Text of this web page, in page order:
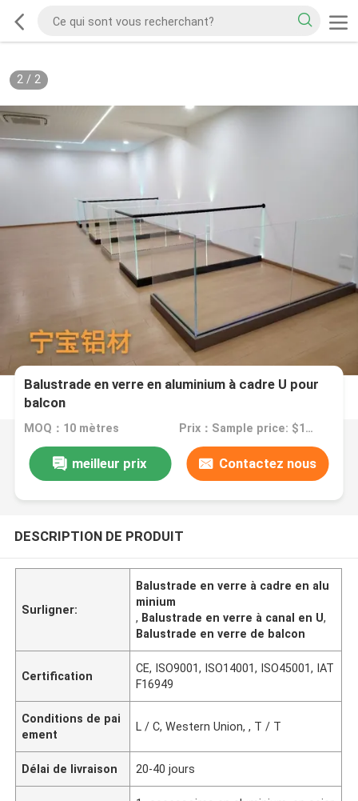
2/ 2
Balustrade en verre en aluminium à cadre U pour
balcon
MOQ：10 mètres Prix：Sample price: $100.00/meter
meilleur prix Contactez nous
DESCRIPTION DE PRODUIT
Surligner:
Balustrade en verre à cadre en alu
minium
, Balustrade en verre à canal en U,
Balustrade en verre de balcon
Certification
CE, ISO9001, ISO14001, ISO45001, IAT
F16949
Conditions de pai
ement
L / C, Western Union, , T / T
Délai de livraison 20-40 jours